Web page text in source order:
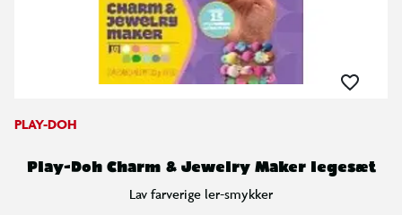
PLAY-DOH
Play-Doh Charm & Jewelry Maker legesæt
Lav farverige ler-smykker